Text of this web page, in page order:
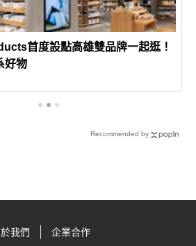
首度設點高雄雙品牌一起逛！
好物
Recommended by
我們 企業合作